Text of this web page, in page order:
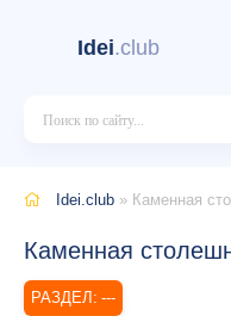
Idei.club
Idei.club » Каменная
Каменная
---